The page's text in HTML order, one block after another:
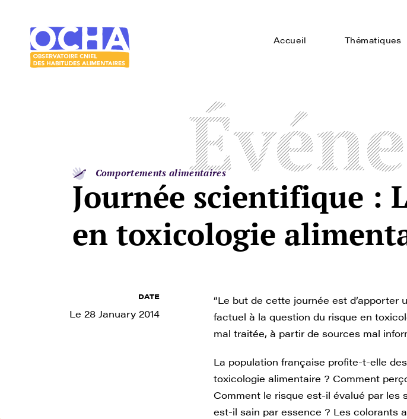
Accueil Thématiques
Comportements alimentaires
Journée scientifique :
en toxicologie
DATE
Le 28 January 2014
“Le but de cette journée est d’apporter
factuel à la question du risque en
mal traitée, à partir de sources mal
La population française profite-t-elle
toxicologie alimentaire ? Comment
Comment le risque est-il évalué par les
est-il sain par essence ? Les colorants